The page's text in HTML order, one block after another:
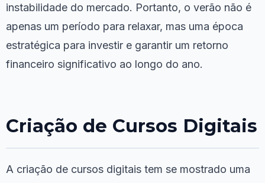
instabilidade do mercado. Portanto, o verão não é
apenas um período para relaxar, mas uma época
estratégica para investir e garantir um retorno
financeiro significativo ao longo do ano.
Criação de Cursos Digitais
A criação de cursos digitais tem se mostrado uma